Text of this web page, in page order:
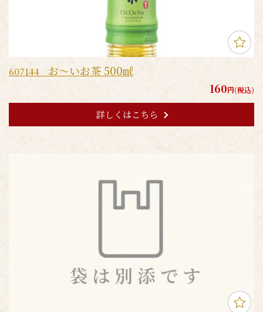
607144 お～いお茶 500㎖
160円(税込)
詳しくはこちら